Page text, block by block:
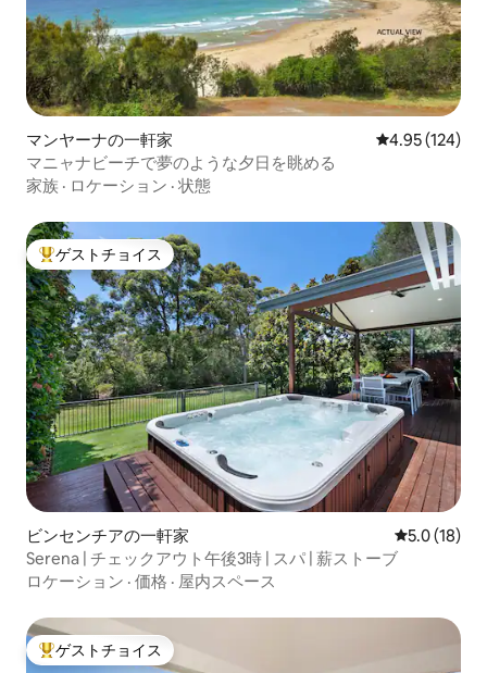
マンヤーナの一軒家 レビュー124
4.95 (124)
マニャナビーチで夢のような夕日を眺める
家族 · ロケーション · 状態
大好評のゲストチョイスです。
ゲストチョイス
ビンセンチアの一軒家 レビュー18
5.0 (18)
Serena | チェックアウト午後3時 | スパ | 薪ストーブ
ロケーション · 価格 · 屋内スペース
大好評のゲストチョイスです。
ゲストチョイス